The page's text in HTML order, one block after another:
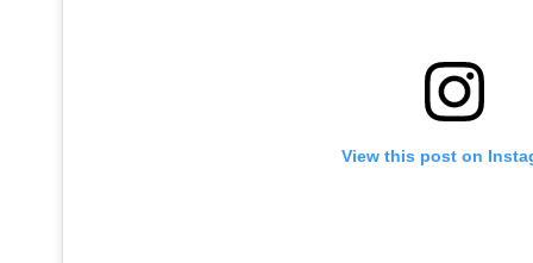
View this post on